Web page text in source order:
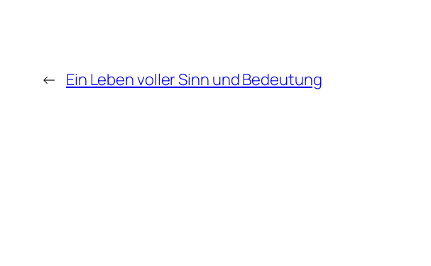
← Ein Leben voller Sinn und Bedeutung